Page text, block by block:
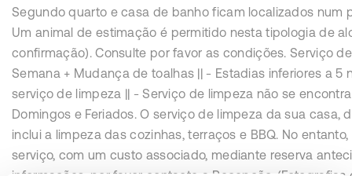
Segundo quarto e casa de banho ficam localizados num
Um animal de estimação é permitido nesta tipologia de
confirmação). Consulte por favor as condições. Serviço
Semana + Mudança de toalhas || - Estadias inferiores a 5
serviço de limpeza || - Serviço de limpeza não se
Domingos e Feriados. O serviço de limpeza da sua casa,
inclui a limpeza das cozinhas, terraços e BBQ. No
serviço, com um custo associado, mediante reserva